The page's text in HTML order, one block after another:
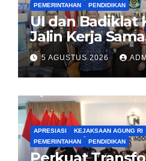
PEMERINTAHAN
PENDIDIKAN
UI dan Badiklat
Jalin Kerja
Pembentukan
Kajian Kejaksaan
5 AGUSTUS 2026
APRESIASI KEJAKSAAN AGUNG RI
PEMERINTAHAN
PENDIDIKAN